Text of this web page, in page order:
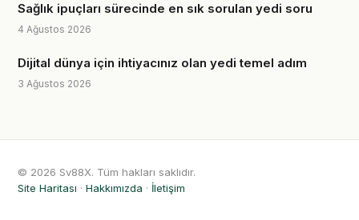
Sağlık ipuçları sürecinde en sık sorulan yedi soru
4 Ağustos 2026
Dijital dünya için ihtiyacınız olan yedi temel adım
3 Ağustos 2026
© 2026 Sv88X. Tüm hakları saklıdır.
Site Haritası · Hakkımızda · İletişim